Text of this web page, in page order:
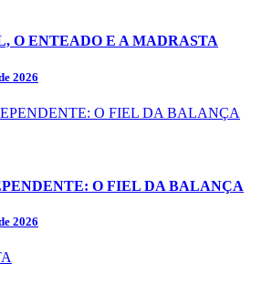
O ENTEADO E A MADRASTA
2026
O FIEL DA BALANÇA
2026